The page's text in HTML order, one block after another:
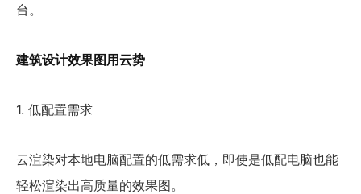
台 。
建筑设计效果图用云势
1. 低配置需求
云渲染对本地电脑配置的低需求低 ，即使是低配电脑也能
轻松渲染出高质量的效果图。